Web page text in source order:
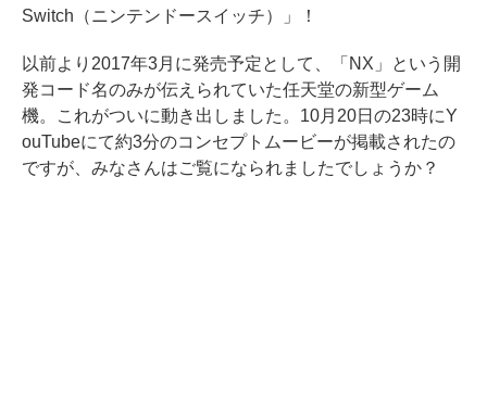
Switch（ニンテンドースイッチ）」！
以前より2017年3月に発売予定として、「NX」という開
発コード名のみが伝えられていた任天堂の新型ゲーム
機。これがついに動き出しました。10月20日の23時にY
ouTubeにて約3分のコンセプトムービーが掲載されたの
ですが、みなさんはご覧になられましたでしょうか？